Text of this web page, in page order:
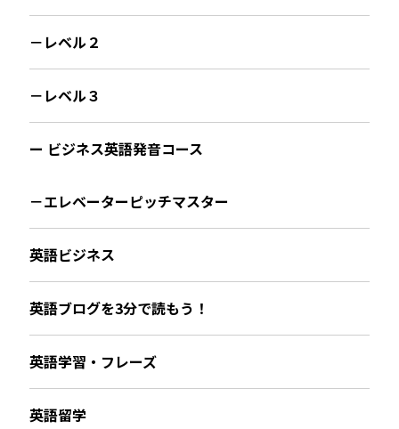
－レベル２
－レベル３
ー ビジネス英語発音コース
－エレベーターピッチマスター
英語ビジネス
英語ブログを3分で読もう！
英語学習・フレーズ
英語留学